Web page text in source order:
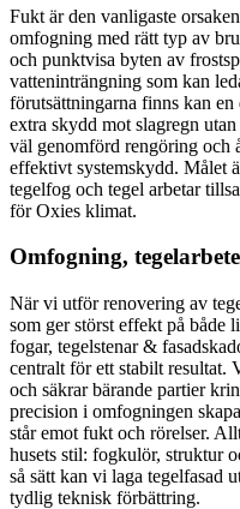
Fukt är den vanligaste
omfogning med rätt typ av
och punktvisa byten av
vatteninträngning som kan
förutsättningarna finns kan
extra skydd mot slagregn
väl genomförd rengöring och
effektivt systemskydd. Målet
tegelfog och tegel arbetar
för Oxies klimat.
Omfogning,
När vi utför renovering av
som ger störst effekt på både
fogar, tegelstenar &
centralt för ett stabilt resultat.
och säkrar bärande partier
precision i omfogningen
står emot fukt och rörelser.
husets stil: fogkulör, struktur
så sätt kan vi laga tegelfasad
tydlig teknisk förbättring.